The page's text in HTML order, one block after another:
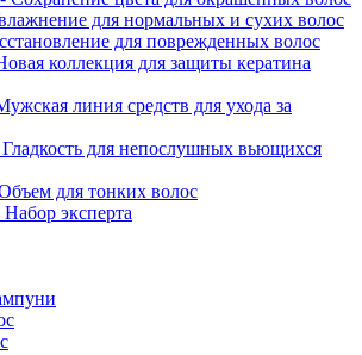
для нормальных и сухих волос
для поврежденных волос
коллекция для защиты кератина
линия средств для ухода за
Гладкость для непослушных вьющихся
для тонких волос
эксперта